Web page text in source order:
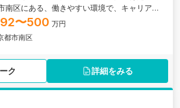
南区にある、働きやすい環境で、キャリアア
イベートも充実の税理士事務所の求人です。
〜500 万円
都市南区
ク 詳細をみる